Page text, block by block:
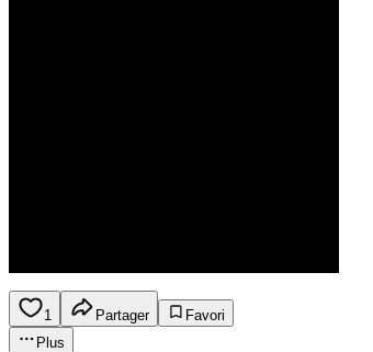
1 Partager
Favori
Plus